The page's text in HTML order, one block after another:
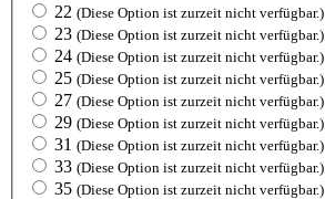
22 (Diese Option ist zurzeit nicht verfügbar.)
23 (Diese Option ist zurzeit nicht verfügbar.)
24 (Diese Option ist zurzeit nicht verfügbar.)
25 (Diese Option ist zurzeit nicht verfügbar.)
27 (Diese Option ist zurzeit nicht verfügbar.)
29 (Diese Option ist zurzeit nicht verfügbar.)
31 (Diese Option ist zurzeit nicht verfügbar.)
33 (Diese Option ist zurzeit nicht verfügbar.)
35 (Diese Option ist zurzeit nicht verfügbar.)